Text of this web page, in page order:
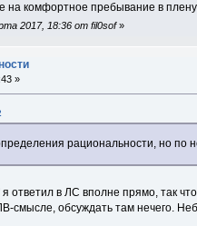
комфортное пребывание в плену
2017, 18:36 от fil0sof»
»
рациональности, но
ответил в ЛС вполне прямо, так
смысле, обсуждать там нечего.